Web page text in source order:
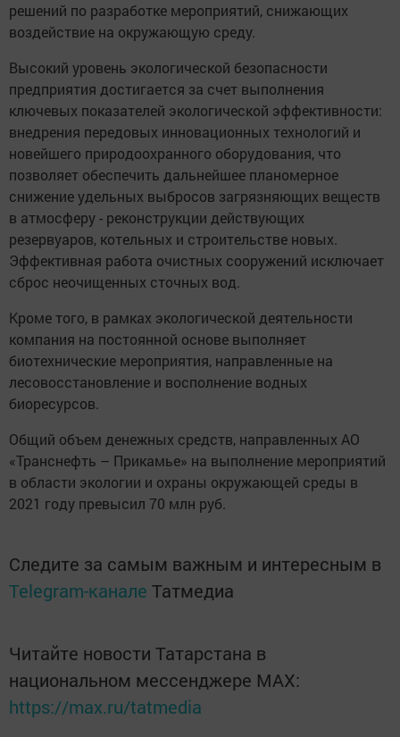
решений по разработке мероприятий, снижающих
воздействие на окружающую среду.
Высокий уровень экологической безопасности
предприятия достигается за счет выполнения
ключевых показателей экологической эффективности:
внедрения передовых инновационных технологий и
новейшего природоохранного оборудования, что
позволяет обеспечить дальнейшее планомерное
снижение удельных выбросов загрязняющих веществ
в атмосферу - реконструкции действующих
резервуаров, котельных и строительстве новых.
Эффективная работа очистных сооружений исключает
сброс неочищенных сточных вод.
Кроме того, в рамках экологической деятельности
компания на постоянной основе выполняет
биотехнические мероприятия, направленные на
лесовосстановление и восполнение водных
биоресурсов.
Общий объем денежных средств, направленных АО
«Транснефть – Прикамье» на выполнение мероприятий
в области экологии и охраны окружающей среды в
2021 году превысил 70 млн руб.
Следите за самым важным и интересным в
Telegram-канале Татмедиа
Читайте новости Татарстана в
национальном мессенджере MАХ:
https://max.ru/tatmedia